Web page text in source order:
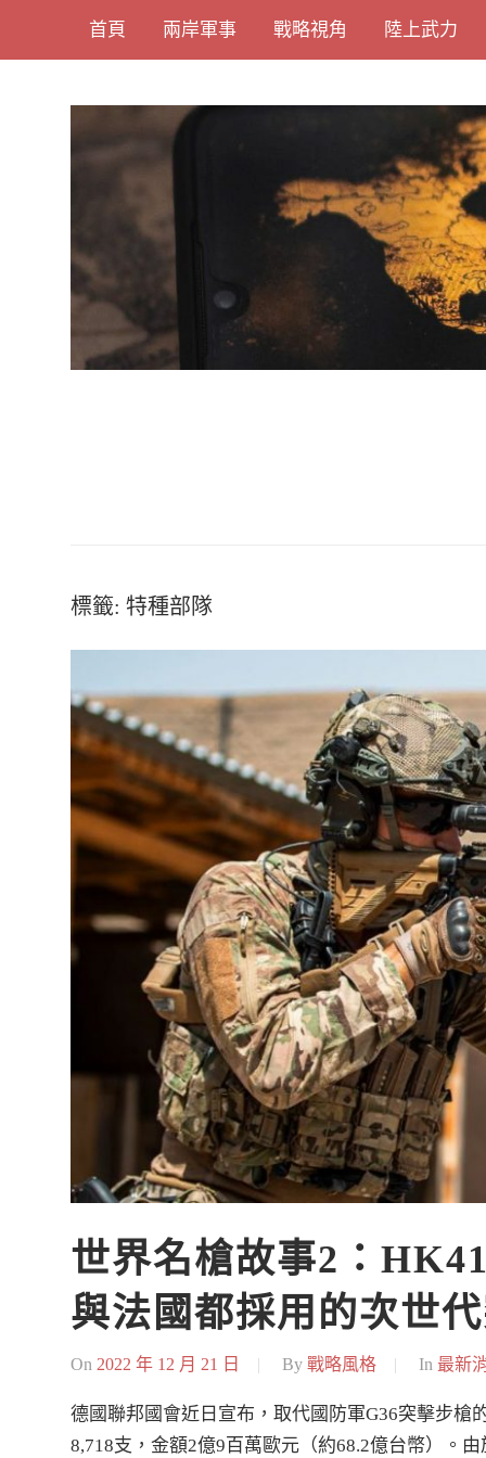
首頁 兩岸軍事 戰略視角 陸上武力
標籤: 特種部隊
世界名槍故事2：
與法國都採用的次世
On 2022 年 12 月 21 日 By 戰略風格 In 最新
德國聯邦國會近日宣布，取代國防軍G36突擊步槍
8,718支，金額2億9百萬歐元（約68.2億台幣）。